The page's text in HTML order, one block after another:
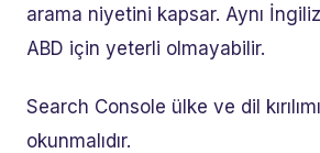
arama niyetini kapsar. Aynı
ABD için yeterli olmayabilir.
Search Console ülke ve dil
okunmalıdır.